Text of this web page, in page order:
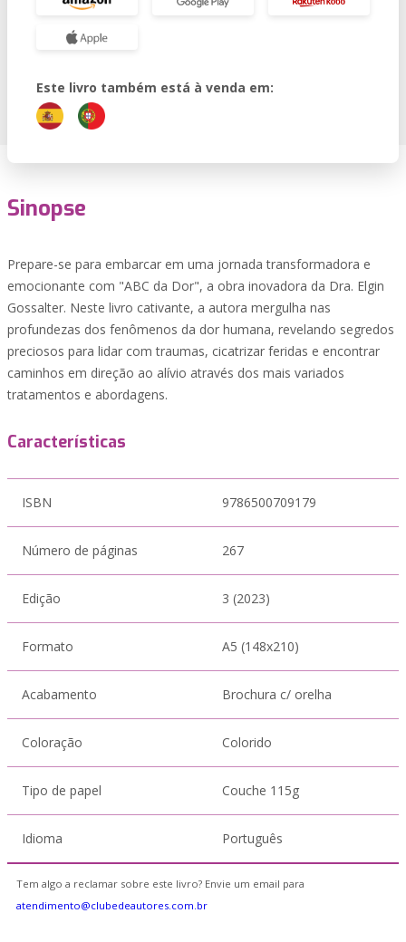
Este livro também está à venda em:
Sinopse
Prepare-se para embarcar em uma jornada transformadora e
emocionante com "ABC da Dor", a obra inovadora da Dra. Elgin
Gossalter. Neste livro cativante, a autora mergulha nas
profundezas dos fenômenos da dor humana, revelando segredos
preciosos para lidar com traumas, cicatrizar feridas e encontrar
caminhos em direção ao alívio através dos mais variados
tratamentos e abordagens.
Características
ISBN 9786500709179
Número de páginas 267
Edição 3 (2023)
Formato A5 (148x210)
Acabamento Brochura c/ orelha
Coloração Colorido
Tipo de papel Couche 115g
Idioma Português
Tem algo a reclamar sobre este livro? Envie um email para
atendimento@clubedeautores.com.br